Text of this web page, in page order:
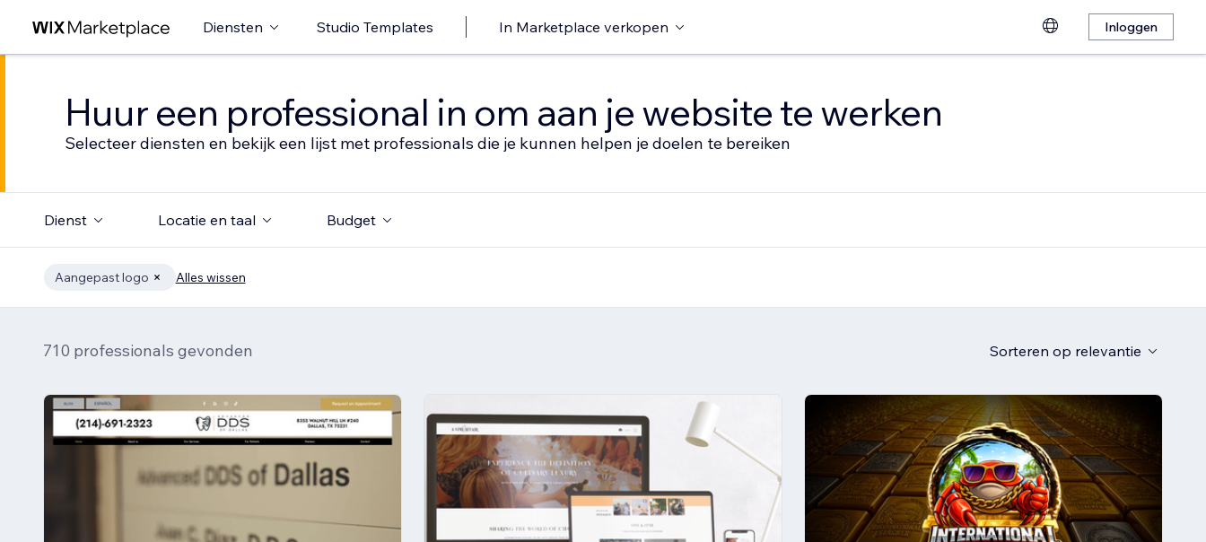
Diensten Studio Templates In Marketplace verkopen Inloggen
Huur een professional in om aan je website te werken
Selecteer diensten en bekijk een lijst met professionals die je kunnen helpen je doelen te bereiken
Dienst Locatie en taal Budget
Aangepast logo Alles wissen
710 professionals gevonden Sorteren op relevantie